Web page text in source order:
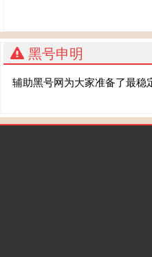
黑号申明
辅助黑号网为大家准备了最稳